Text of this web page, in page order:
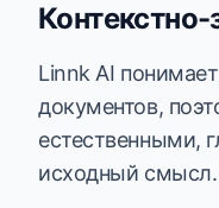
Linnk AI
документов,
естественными,
исходный смысл.